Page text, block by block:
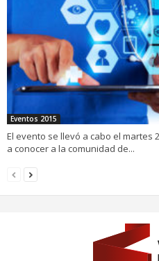
Eventos 2015
El evento se llevó a cabo el martes
a conocer a la comunidad de...